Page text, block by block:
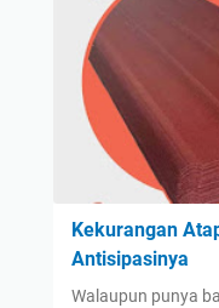
Kekurangan
Antisipasinya
Walaupun punya